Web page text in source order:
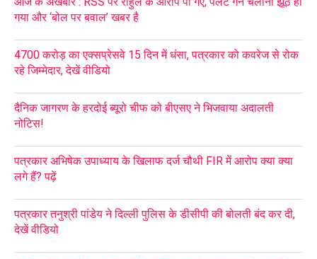
गया और ‘बोल पर बवाल’ खबर है
4700 करोड़ का एक्सप्रेसवे 15 दिन में धंसा, पत्रकार को कवरेज से रोक
रहे जिम्मेदार, देखें वीडियो
दैनिक जागरण के हरदोई ब्यूरो चीफ को बीएसए ने भिजवाया अदालती
नोटिस!
पत्रकार अभिषेक उपाध्याय के खिलाफ दर्ज चौथी FIR में आरोप क्या क्या
लगे हैं? पढ़ें
पत्रकार तनुश्री पांडेय ने दिल्ली पुलिस के डीसीपी की बोलती बंद कर दी,
देखें वीडियो